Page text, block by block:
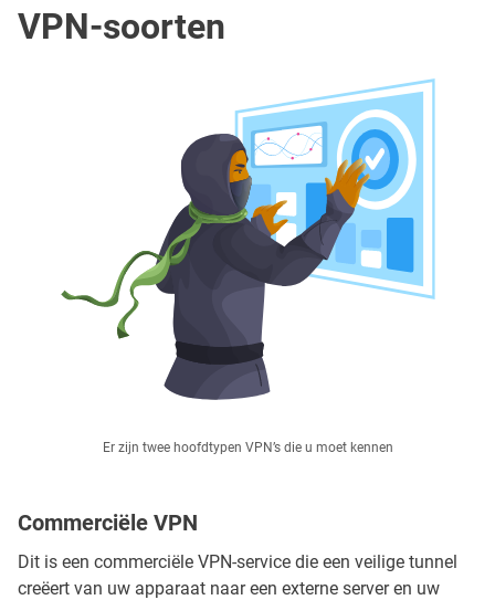
VPN-soorten
Er zijn twee hoofdtypen VPN’s die u moet kennen
Commerciële VPN
Dit is een commerciële VPN-service die een veilige tunnel
creëert van uw apparaat naar een externe server en uw